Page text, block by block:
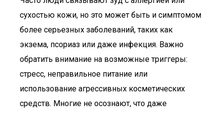
сухостью кожи, но это может быть и симптомом
более серьезных заболеваний, таких как
экзема, псориаз или даже инфекция. Важно
обратить внимание на возможные триггеры:
стресс, неправильное питание или
использование агрессивных косметических
средств. Многие не осознают, что даже